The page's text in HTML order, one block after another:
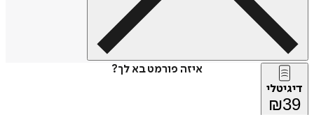
איזה פורמט בא לך?
₪